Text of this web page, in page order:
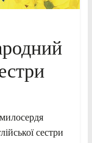
сестри